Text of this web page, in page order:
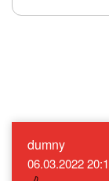
dumny
06.03.2022